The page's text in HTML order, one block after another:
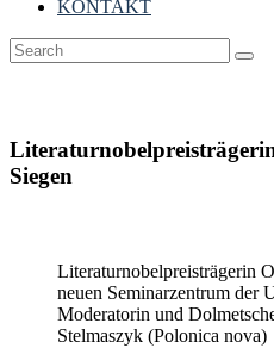
KONTAKT
Siegen
Literaturnobelpreisträgerin
neuen Seminarzentrum der
Moderatorin und
Stelmaszyk (Polonica nova)